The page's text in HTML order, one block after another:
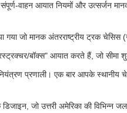
वाहन आयात नियमों और उत्सर्जन
गया जो मानक अंतरराष्ट्रीय ट्रक
बॉक्स" आयात करते हैं, जो सीमा
प्रणाली। एक बार आपके
जो उत्तरी अमेरिका की विभिन्न